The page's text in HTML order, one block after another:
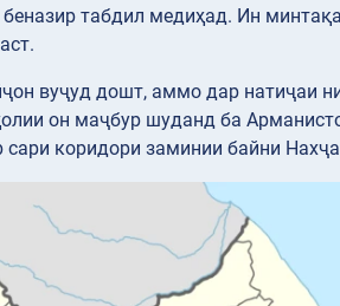
табдил медиҳад. Ин
вуҷуд дошт, аммо дар натиҷаи
он маҷбур шуданд ба
коридори заминии байни